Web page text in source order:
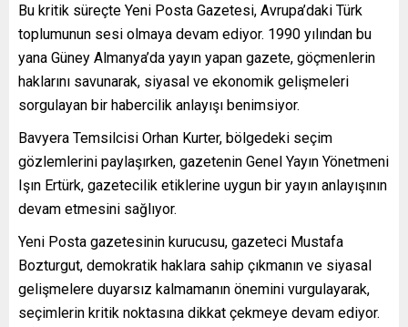
Bu kritik süreçte Yeni Posta Gazetesi, Avrupa’daki Türk
toplumunun sesi olmaya devam ediyor. 1990 yılından bu
yana Güney Almanya’da yayın yapan gazete, göçmenlerin
haklarını savunarak, siyasal ve ekonomik gelişmeleri
sorgulayan bir habercilik anlayışı benimsiyor.
Bavyera Temsilcisi Orhan Kurter, bölgedeki seçim
gözlemlerini paylaşırken, gazetenin Genel Yayın Yönetmeni
Işın Ertürk, gazetecilik etiklerine uygun bir yayın anlayışının
devam etmesini sağlıyor.
Yeni Posta gazetesinin kurucusu, gazeteci Mustafa
Bozturgut, demokratik haklara sahip çıkmanın ve siyasal
gelişmelere duyarsız kalmamanın önemini vurgulayarak,
seçimlerin kritik noktasına dikkat çekmeye devam ediyor.